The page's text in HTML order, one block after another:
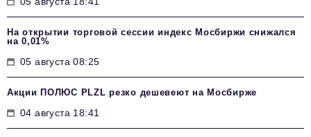
На открытии торговой сессии индекс Мосбиржи снижался
на 0,01%
05 августа 08:25
Акции ПОЛЮС PLZL резко дешевеют на Мосбирже
04 августа 18:41